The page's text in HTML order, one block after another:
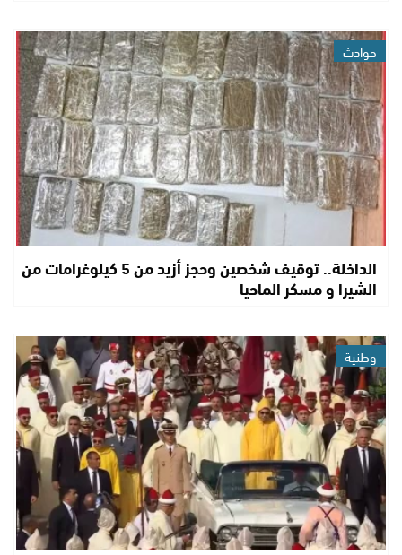
حوادث
الداخلة.. توقيف شخصين وحجز أزيد من 5 كيلوغرامات من
الشيرا و مسكر الماحيا
وطنية